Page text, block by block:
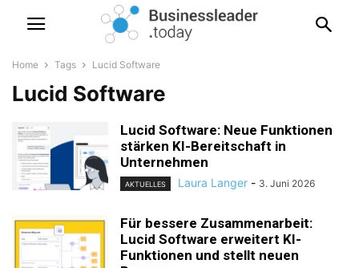
Home Tags Lucid Software
Lucid Software
Lucid Software: Neue Funktionen
stärken KI-Bereitschaft in
Unternehmen
AKTUELLES Laura Langer - 3. Juni 2026
Für bessere Zusammenarbeit:
Lucid Software erweitert KI-
Funktionen und stellt neuen